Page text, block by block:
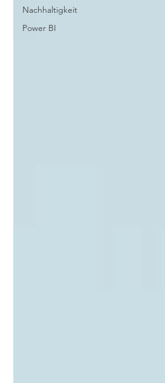
Nachhaltigkeit
Power BI